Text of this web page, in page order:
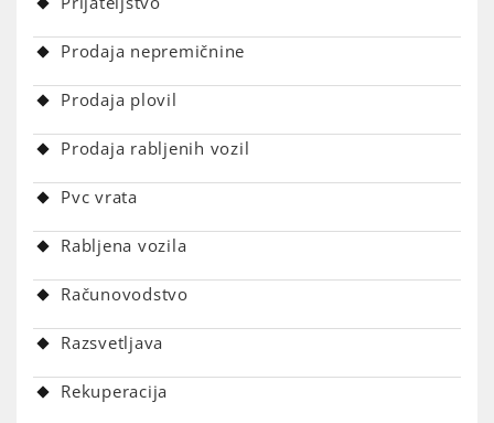
Prodaja nepremičnine
Prodaja plovil
Prodaja rabljenih vozil
Pvc vrata
Rabljena vozila
Računovodstvo
Razsvetljava
Rekuperacija